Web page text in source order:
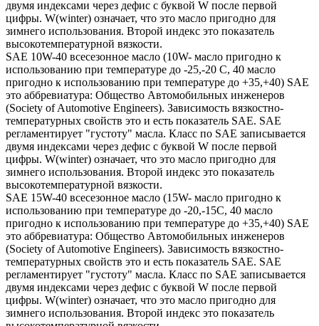
двумя индексами через дефис с буквой W после первой
цифры. W(winter) означает, что это масло пригодно для
зимнего использования. Второй индекс это показатель
высокотемпературной вязкости.
SAE 10W-40 всесезонное масло (10W- масло пригодно к
использованию при температуре до -25,-20 С, 40 масло
пригодно к использованию при температуре до +35,+40) SAE
это аббревиатура: Общество Автомобильных инженеров
(Society of Automotive Engineers). Зависимость вязкостно-
температурных свойств это и есть показатель SAE. SAE
регламентирует "густоту" масла. Класс по SAE записывается
двумя индексами через дефис с буквой W после первой
цифры. W(winter) означает, что это масло пригодно для
зимнего использования. Второй индекс это показатель
высокотемпературной вязкости.
SAE 15W-40 всесезонное масло (15W- масло пригодно к
использованию при температуре до -20,-15С, 40 масло
пригодно к использованию при температуре до +35,+40) SAE
это аббревиатура: Общество Автомобильных инженеров
(Society of Automotive Engineers). Зависимость вязкостно-
температурных свойств это и есть показатель SAE. SAE
регламентирует "густоту" масла. Класс по SAE записывается
двумя индексами через дефис с буквой W после первой
цифры. W(winter) означает, что это масло пригодно для
зимнего использования. Второй индекс это показатель